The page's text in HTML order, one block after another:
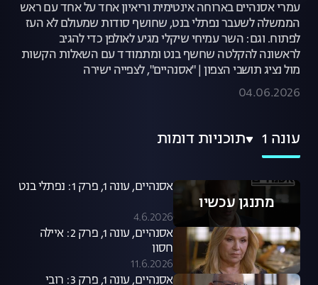
עמרי אסנהיים בארוחה אינטימית וריאיון אחד על אחד עם ראש
הממשלה לשעבר נפתלי בנט, שחושף סודות שמעולם לא העז
לפתוח. וגם: השר עמיחי שיקלי מגיע לאולפן כדי להגיב
לראשונה להקלטה שחשף בנט ומתמודד עם השאלות הקשות
מול נציג תושבי הצפון | "אסנהיים", לצפייה ישירה
04.06.2026
עונה 1 תוכניות דומות
מתנגן עכשיו
אסנהיים, עונה 1, פרק 1: נפתלי בנט
4.6.2026
אסנהיים, עונה 1, פרק 2: איילה
חסון
11.6.2026
אסנהיים, עונה 1, פרק 3: רובי